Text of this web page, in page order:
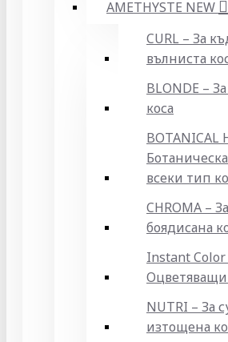
AMETHYSTE NEW
CURL – За
вълниста
BLONDE –
коса
BOTANICAL
всеки тип
CHROMA – За
боядисана
Instant Color
NUTRI – За
изтощена